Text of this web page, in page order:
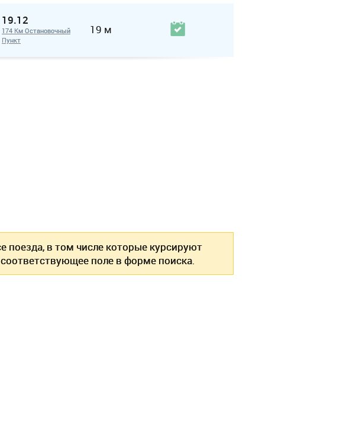
19.12
174 Км Остановочный
Пункт
19 м
поезда, в том числе которые курсируют
поле в форме поиска.